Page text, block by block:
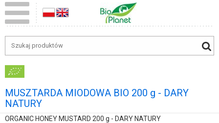
MUSZTARDA MIODOWA BIO 200 g - DARY
NATURY
ORGANIC HONEY MUSTARD 200 g - DARY NATURY